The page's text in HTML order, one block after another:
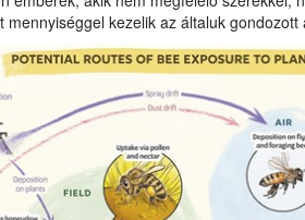
mennyiséggel kezelik az általuk gondozott